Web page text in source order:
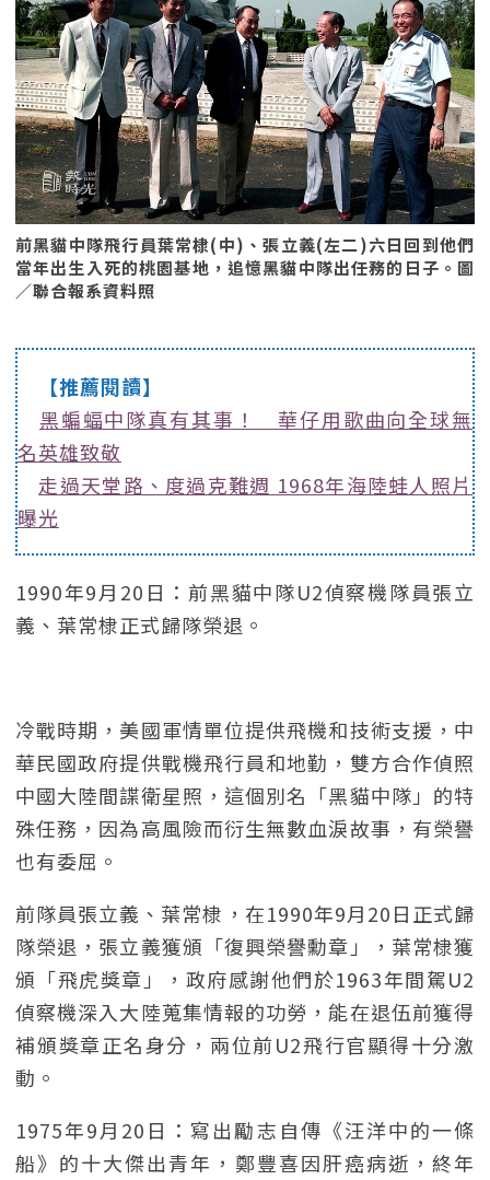
前黑貓中隊飛行員葉常棣(中)、張立義(左二)六日回到他們
當年出生入死的桃園基地，追憶黑貓中隊出任務的日子。圖
／聯合報系資料照
【推薦閱讀】
黑蝙蝠中隊真有其事！ 華仔用歌曲向全球無
名英雄致敬
走過天堂路、度過克難週 1968年海陸蛙人照片
曝光
1990年9月20日：前黑貓中隊U2偵察機隊員張立
義、葉常棣正式歸隊榮退。
冷戰時期，美國軍情單位提供飛機和技術支援，中
華民國政府提供戰機飛行員和地勤，雙方合作偵照
中國大陸間諜衛星照，這個別名「黑貓中隊」的特
殊任務，因為高風險而衍生無數血淚故事，有榮譽
也有委屈。
前隊員張立義、葉常棣，在1990年9月20日正式歸
隊榮退，張立義獲頒「復興榮譽勳章」，葉常棣獲
頒「飛虎獎章」，政府感謝他們於1963年間駕U2
偵察機深入大陸蒐集情報的功勞，能在退伍前獲得
補頒獎章正名身分，兩位前U2飛行官顯得十分激
動。
1975年9月20日：寫出勵志自傳《汪洋中的一條
船》的十大傑出青年，鄭豐喜因肝癌病逝，終年